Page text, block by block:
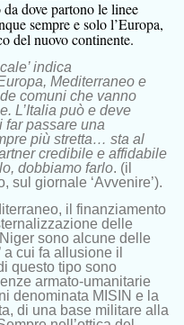
dove partono le linee
sempre e solo l’Europa,
del nuovo continente.
indica
Mediterraneo e
comuni che vanno
L’Italia può e deve
far passare una
più stretta… sta al
credibile e affidabile
dobbiamo farlo. (il
sul giornale ‘Avvenire’).
il finanziamento
delle
sono alcune delle
a cui fa allusione il
questo tipo sono
armato-umanitarie
denominata MISIN e la
di una base militare alla